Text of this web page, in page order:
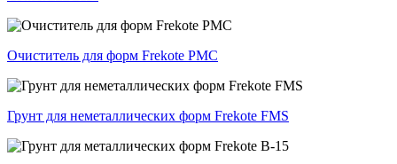
Очиститель для форм Frekote PMC
Грунт для неметаллических форм Frekote FMS